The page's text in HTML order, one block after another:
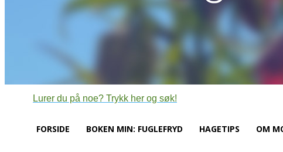
Lurer du på noe? Trykk her og søk!
FORSIDE BOKEN MIN: FUGLEFRYD HAGETIPS OM